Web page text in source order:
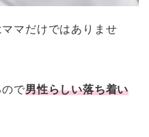
マだけではありませ
で男性らしい落ち着い